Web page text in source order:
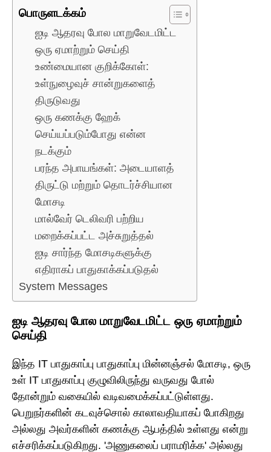
பொருளடக்கம்
ஐடி ஆதரவு போல மாறுவேடமிட்ட
ஒரு ஏமாற்றும் செய்தி
உண்மையான குறிக்கோள்:
உள்நுழைவுச் சான்றுகளைத்
திருடுவது
ஒரு கணக்கு ஹேக்
செய்யப்படும்போது என்ன
நடக்கும்
பரந்த அபாயங்கள்: அடையாளத்
திருட்டு மற்றும் தொடர்ச்சியான
மோசடி
மால்வேர் டெலிவரி பற்றிய
மறைக்கப்பட்ட அச்சுறுத்தல்
ஐடி சார்ந்த மோசடிகளுக்கு
எதிராகப் பாதுகாக்கப்படுதல்
System Messages
ஐடி ஆதரவு போல மாறுவேடமிட்ட ஒரு ஏமாற்றும்
செய்தி
இந்த IT பாதுகாப்பு பாதுகாப்பு மின்னஞ்சல் மோசடி, ஒரு
உள் IT பாதுகாப்பு குழுவிலிருந்து வருவது போல்
தோன்றும் வகையில் வடிவமைக்கப்பட்டுள்ளது.
பெறுநர்களின் கடவுச்சொல் காலாவதியாகப் போகிறது
அல்லது அவர்களின் கணக்கு ஆபத்தில் உள்ளது என்று
எச்சரிக்கப்படுகிறது. 'அணுகலைப் பராமரிக்க' அல்லது